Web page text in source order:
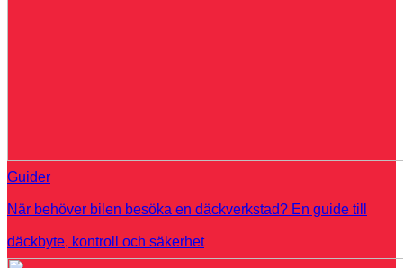
Guider
När behöver bilen besöka en däckverkstad? En guide till
däckbyte, kontroll och säkerhet